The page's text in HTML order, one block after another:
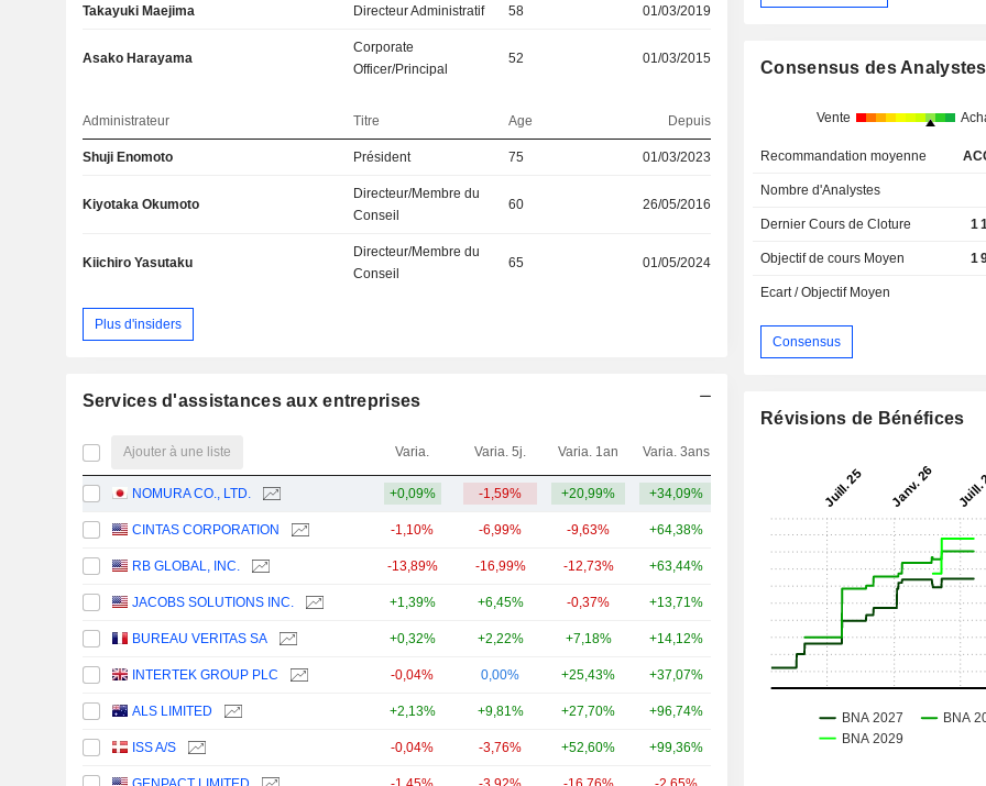
Takayuki Maejima Directeur Administratif 58 01/03/2019
Asako Harayama
Corporate
Officer/Principal
52 01/03/2015
Administrateur Titre Age Depuis
Shuji Enomoto Président 75 01/03/2023
Kiyotaka Okumoto
Directeur/Membre du
Conseil
60 26/05/2016
Kiichiro Yasutaku
Directeur/Membre du
Conseil
65 01/05/2024
Plus d'insiders
Services d'assistances aux entreprises
Ajouter à une liste Varia. Varia. 5j. Varia. 1an Varia. 3ans
NOMURA CO., LTD. +0,09% -1,59% +20,99% +34,09%
CINTAS CORPORATION -1,10% -6,99% -9,63% +64,38%
RB GLOBAL, INC. -13,89% -16,99% -12,73% +63,44% 17,71 Md
JACOBS SOLUTIONS INC. +1,39% +6,45% -0,37% +13,71% 16,93 Md
BUREAU VERITAS SA +0,32% +2,22% +7,18% +14,12% 14,58 Md
INTERTEK GROUP PLC -0,04% 0,00% +25,43% +37,07% 12,07 Md
ALS LIMITED +2,13% +9,81% +27,70% +96,74%
ISS A/S -0,04% -3,76% +52,60% +99,36%
Consensus des Analystes
Vente
Recommandation moyenne
Nombre d'Analystes
Dernier Cours de Cloture 1
Objectif de cours Moyen 1
Ecart / Objectif Moyen
Consensus
Révisions de Bénéfices